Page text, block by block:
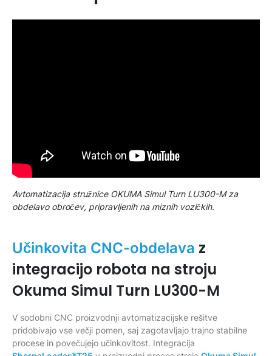
Avtomatizacija stružnice OKUMA Simul Turn LU300-M za
obdelavo obročev, pripravljenih na miznih vozičkih.
Učinkovita CNC-obdelava z
integracijo robota na stroju
Okuma Simul Turn LU300-M
V sodobni CNC proizvodnji avtomatizacijske rešitve
pridobivajo vse večji pomen, saj zagotavljajo trajno stabilne
procese in povečujejo učinkovitost. Integracija